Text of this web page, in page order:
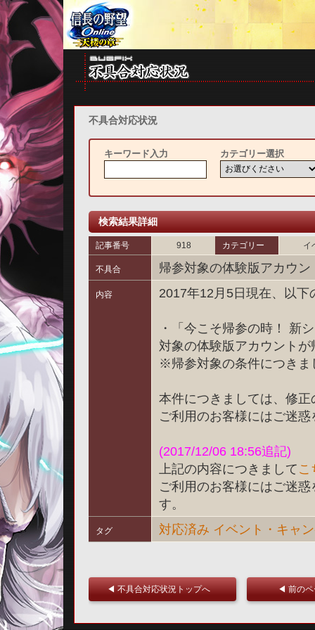
不具合対応状況
キーワード入力 カテゴリー選択
検索結果詳細
記事番号 918 カテゴリー イ
不具合 帰参対象の体験版アカウ
内容 2017年12月5日現在、以
・「今こそ帰参の時！ 新
対象の体験版アカウント
※帰参対象の条件につきま
本件につきましては、修
ご利用のお客様にはご迷
(2017/12/06 18:56追記)
上記の内容につきましてこ
ご利用のお客様にはご迷
す。
タグ 対応済み イベント・キャ
◀ 不具合対応状況トップへ ◀ 前の